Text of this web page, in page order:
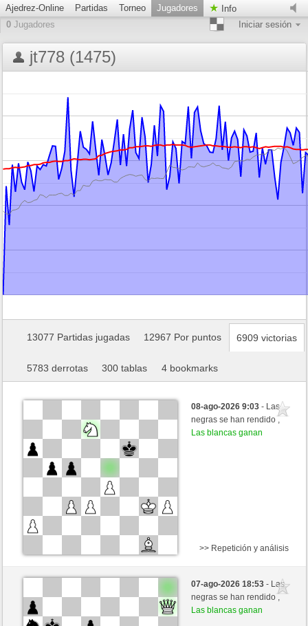
Ajedrez-Online Partidas Torneo Jugadores
Info
0 Jugadores Iniciar sesión
jt778 (1475)
13077 Partidas jugadas 12967 Por puntos 6909 victorias
5783 derrotas 300 tablas 4 bookmarks
08-ago-2026 9:03- Las
negras se han rendido ,
Las blancas ganan
Negras
belatza (1362) (-9)
Tiempo: 15 minutes/side + 12 seconds/move
>> Repetición y análisis
07-ago-2026 18:53- Las
negras se han rendido ,
Las blancas ganan